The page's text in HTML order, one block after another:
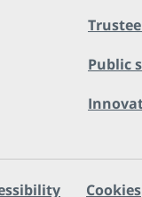
Public
Cookies